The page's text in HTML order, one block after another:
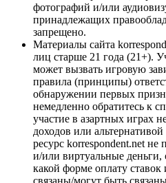
фотографий и/или
принадлежащих
запрещено.
Материалы сайта
лиц старше 21 года (21+).
может вызвать игровую
правила (принципы)
обнаружении первых
немедленно обратитесь к
участие в азартных играх
доходов или
ресурс korrespondent.net
и/или виртуальные
какой форме оплату